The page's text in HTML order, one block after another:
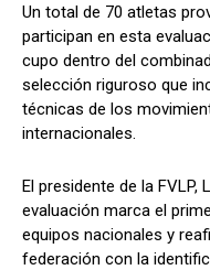
Un total de 70 atletas
participan en esta
cupo dentro del
selección riguroso que
técnicas de los
internacionales.
El presidente de la
evaluación marca el
equipos nacionales y
federación con la